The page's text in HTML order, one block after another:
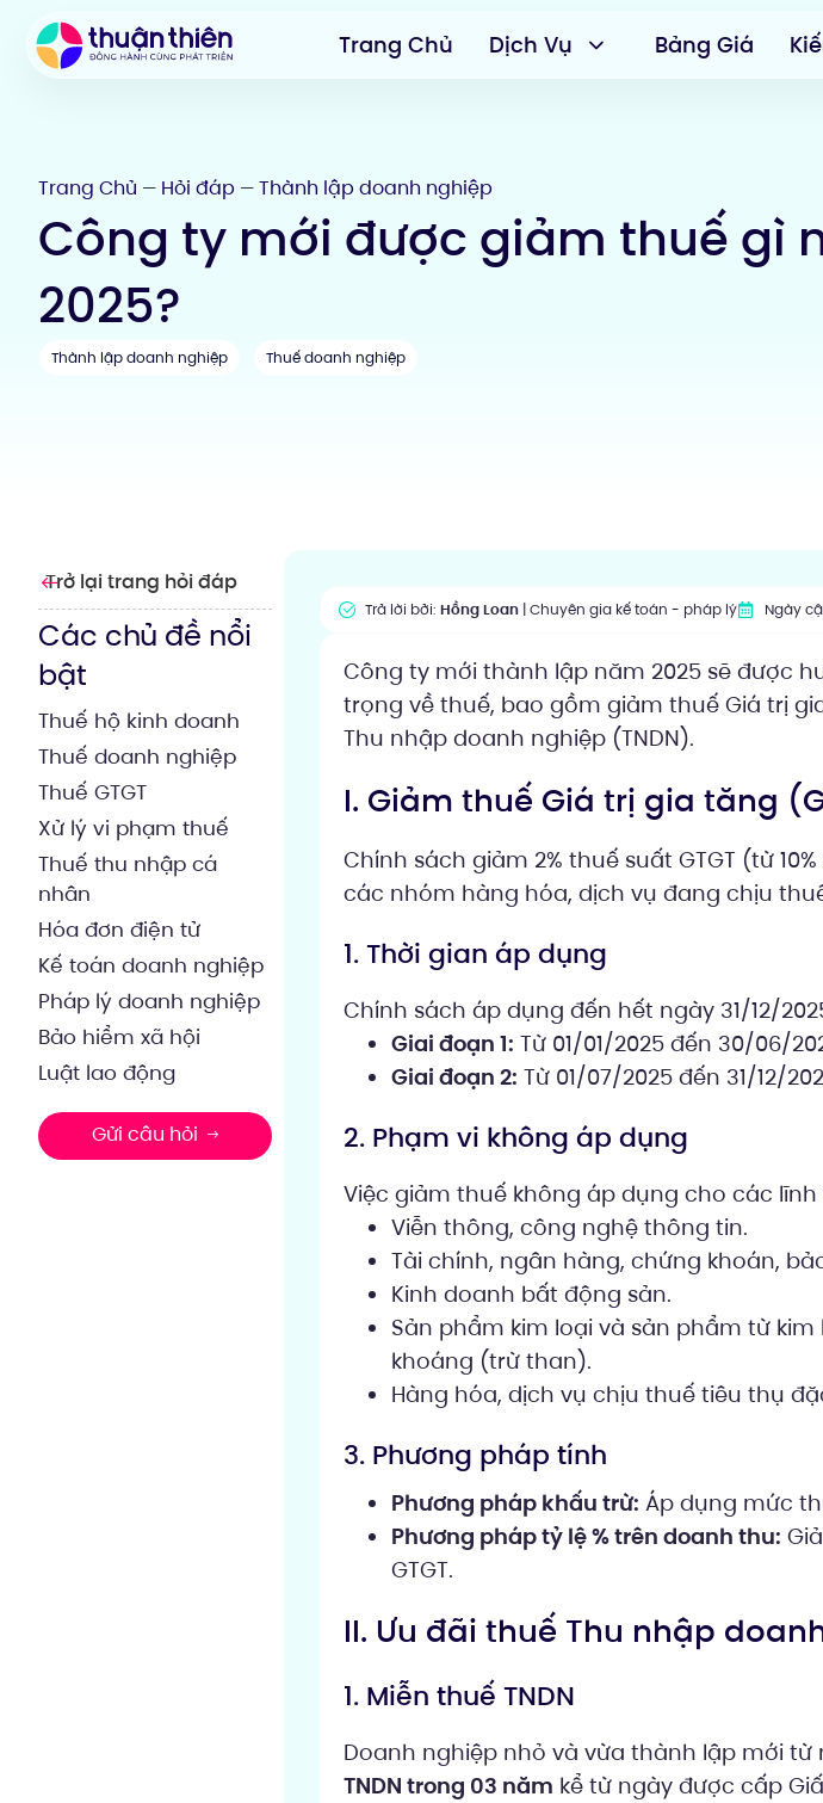
Trang Chủ Dịch Vụ Bảng Giá
Trang Chủ — Hỏi đáp — Thành lập doanh nghiệp
Công ty mới được giảm thuế gì
2025?
Thành lập doanh nghiệp Thuế doanh nghiệp
Trở lại trang hỏi đáp
Các chủ đề nổi
bật
Thuế hộ kinh doanh
Thuế doanh nghiệp
Thuế GTGT
Xử lý vi phạm thuế
Thuế thu nhập cá
nhân
Hóa đơn điện tử
Kế toán doanh nghiệp
Pháp lý doanh nghiệp
Bảo hiểm xã hội
Luật lao động
Gửi câu hỏi
Trả lời bởi:Hồng Loan | Chuyên gia kế toán - pháp lý Ngày
Công ty mới thành lập năm 2025 sẽ được
trọng về thuế, bao gồm giảm thuế Giá trị
Thu nhập doanh nghiệp (TNDN).
I. Giảm thuế Giá trị gia tăng
Chính sách giảm 2% thuế suất GTGT (từ
các nhóm hàng hóa, dịch vụ đang chịu thuế
1. Thời gian áp dụng
Chính sách áp dụng đến hết ngày 31/12/
Giai đoạn 1: Từ 01/01/2025 đến 30/06/
Giai đoạn 2: Từ 01/07/2025 đến 31/12/
2. Phạm vi không áp dụng
Việc giảm thuế không áp dụng cho các lĩnh
Viễn thông, công nghệ thông tin.
Tài chính, ngân hàng, chứng khoán,
Kinh doanh bất động sản.
Sản phẩm kim loại và sản phẩm từ
khoáng (trừ than).
Hàng hóa, dịch vụ chịu thuế tiêu thụ
3. Phương pháp tính
Phương pháp khấu trừ: Áp dụng mức
Phương pháp tỷ lệ % trên doanh thu:
GTGT.
II. Ưu đãi thuế Thu nhập
1. Miễn thuế TNDN
Doanh nghiệp nhỏ và vừa thành lập mới từ
TNDN trong 03 năm kể từ ngày được cấp